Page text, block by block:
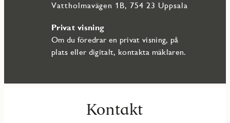
Vattholmavägen 1B, 754 23 Uppsala
Privat visning
Om du föredrar en privat visning, på
plats eller digitalt, kontakta mäklaren.
Kontakt